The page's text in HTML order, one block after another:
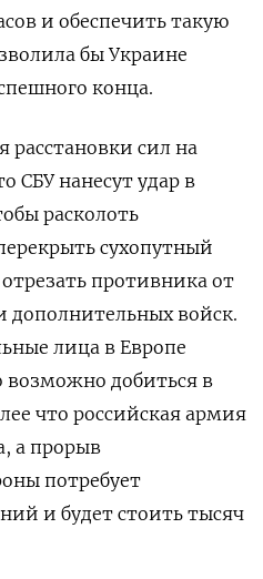
и обеспечить такую
бы Украине
конца.
сил на
СБУ нанесут удар в
расколоть
сухопутный
противника от
дополнительных войск.
лица в Европе
возможно добиться в
что российская армия
а прорыв
потребует
и будет стоить тысяч